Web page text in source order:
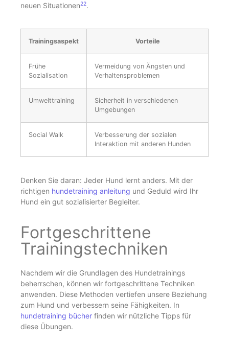
neuen Situationen22.
Trainingsaspekt Vorteile
Frühe
Sozialisation
Vermeidung von Ängsten und
Verhaltensproblemen
Umwelttraining
Sicherheit in verschiedenen
Umgebungen
Social Walk
Verbesserung der sozialen
Interaktion mit anderen Hunden
Denken Sie daran: Jeder Hund lernt anders. Mit der
richtigen hundetraining anleitung und Geduld wird Ihr
Hund ein gut sozialisierter Begleiter.
Fortgeschrittene
Trainingstechniken
Nachdem wir die Grundlagen des Hundetrainings
beherrschen, können wir fortgeschrittene Techniken
anwenden. Diese Methoden vertiefen unsere Beziehung
zum Hund und verbessern seine Fähigkeiten. In
hundetraining bücher finden wir nützliche Tipps für
diese Übungen.